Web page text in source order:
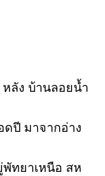
ลัง บ้านลอยน้ำ
ดปี มาจากอ่าง
พัทยาเหนือ สห